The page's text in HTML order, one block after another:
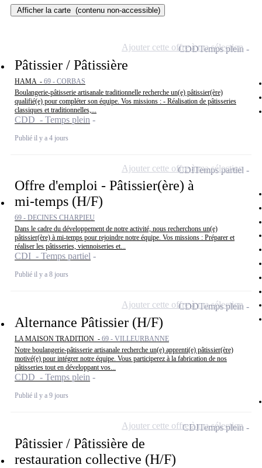
Afficher la carte (contenu non-accessible)
Pâtissier / Pâtissière
HAMA - 69 - CORBAS
Boulangerie-pâtisserie artisanale traditionnelle recherche un(e) pâtissier(ère)
qualifié(e) pour compléter son équipe. Vos missions : - Réalisation de pâtisseries
classiques et traditionnelles,...
CDD - Temps plein
Publié il y a 4 jours
CDDTemps plein
Ajouter cette offre à ma sélection
Offre d'emploi - Pâtissier(ère) à
mi-temps (H/F)
69 - DECINES CHARPIEU
Dans le cadre du développement de notre activité, nous recherchons un(e)
pâtissier(ère) à mi-temps pour rejoindre notre équipe. Vos missions : Préparer et
réaliser les pâtisseries, viennoiseries et...
CDI - Temps partiel
Publié il y a 8 jours
CDITemps partiel
Ajouter cette offre à ma sélection
Alternance Pâtissier (H/F)
LA MAISON TRADITION - 69 - VILLEURBANNE
Notre boulangerie-pâtisserie artisanale recherche un(e) apprenti(e) pâtissier(ère)
motivé(e) pour intégrer notre équipe. Vous participerez à la fabrication de nos
pâtisseries tout en développant vos...
CDD - Temps plein
Publié il y a 9 jours
CDDTemps plein
Ajouter cette offre à ma sélection
Pâtissier / Pâtissière de
restauration collective (H/F)
CDITemps plein
Ajouter cette offre à ma sélection